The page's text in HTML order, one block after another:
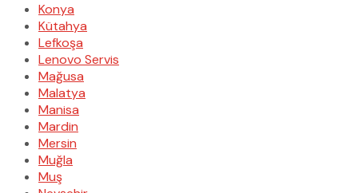
Konya
Kütahya
Lefkoşa
Lenovo Servis
Mağusa
Malatya
Manisa
Mardin
Mersin
Muğla
Muş